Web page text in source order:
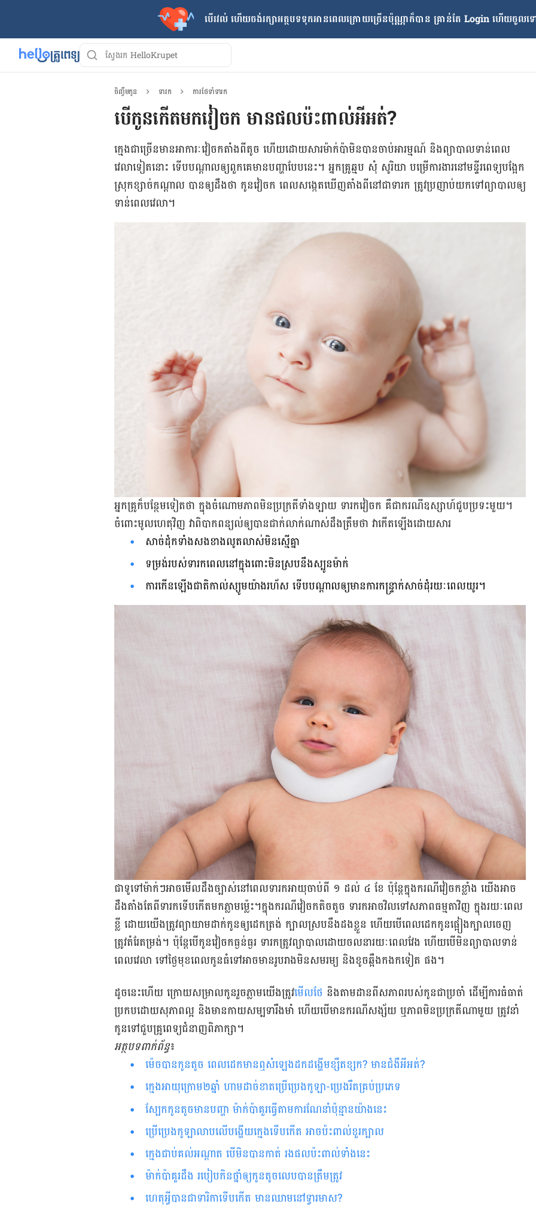
បើរវល់ ហើយចង់​រក្សាអត្ថបទទុកអានពេលក្រោយ​ច្រើនប៉ុណ្ណាក៏បាន គ្រាន់តែ​ Login ហើយចូលទ
ចិញ្ចឹមកូន ទារក ការថែទាំទារក
បើកូនកើតមកវៀចក មានផលប៉ះពាល់អីអត់?
ក្មេង​ជាច្រើន​មាន​អាការៈ​វៀច​ក​តាំងពី​តូច ហើយ​ដោយសារ​ម៉ាក់ប៉ា​មិន​បាន​ចាប់អារម្មណ៍ និង​ព្យាបាល​ទាន់​ពេល​
វេលាទៀតនោះ ទើប​បណ្ដាល​ឲ្យ​ពួកគេ​មាន​បញ្ហា​បែបនេះ។ អ្នក​គ្រូ​ឆ្មប សុំ សូរិយា បម្រើ​ការងារ​​នៅ​​មន្ទីរពេទ្យ​បង្អែក
ស្រុក​ខ្សាច់​កណ្ដាល បាន​ឲ្យ​ដឹង​ថា កូន​វៀច​ក ពេល​សង្កេត​ឃើញ​តាំងពី​នៅ​ជា​ទារក ត្រូវ​ប្រញាប់​យក​ទៅ​ព្យាបាល​ឲ្យ​
ទាន់​ពេលវេលា។
អ្នក​គ្រូ​ក៏​បន្ថែម​ទៀត​ថា ក្នុង​ចំណោម​ភាព​មិន​ប្រក្រតី​ទាំង​ឡាយ ​ទារក​វៀច​ក គឺ​ជា​ករណី​ឧស្សាហ៍​ជួប​ប្រទះ​មួយ។
ចំពោះ​មូលហេតុ​វិញ វា​ពិបាក​ពន្យល់​ឲ្យ​បាន​ជាក់លាក់​ណាស់​ដឹង​ត្រឹម​ថា វា​កើត​ឡើង​ដោយសារ
សាច់​ដុំ​ក​ទាំង​សងខាង​​លូតលាស់​មិន​ស្មើគ្នា
ទម្រង់​របស់​ទារក​ពេល​នៅ​ក្នុង​ពោះ​មិន​ស្រប​នឹង​ស្បូន​ម៉ាក់
ការ​កើន​ឡើង​ជាតិ​កាល់ស្យូម​យ៉ាង​រហ័ស ទើប​បណ្ដាល​ឲ្យ​មាន​ការ​កន្ទ្រាក់​សាច់ដុំ​រយៈ​ពេល​យូរ។
ជា​ទូទៅ​ម៉ាក់​ៗ​អាច​មើល​ដឹង​ច្បាស់​នៅ​ពេល​ទារក​អាយុ​ចាប់ពី ១ ដល់ ៤ ខែ ប៉ុន្តែ​ក្នុង​ករណី​វៀច​ក​ខ្លាំង យើង​អាច​
ដឹង​តាំងតែ​ពី​ទារក​ទើប​កើត​មក​ភ្លាម​ម្ល៉េះ។ក្នុង​ករណី​វៀច​ក​តិច​តួច ទារក​អាច​វិល​ទៅ​សភាព​ធម្មតា​វិញ ក្នុង​រយៈ​ពេល​
ខ្លី ដោយ​យើង​ត្រូវ​ព្យាយាម​ដាក់​កូន​ឲ្យ​ដេក​ត្រង់ ក្បាល​ស្រប​នឹង​ដង​ខ្លួន ហើយ​បើ​ពេល​ដេក​កូន​ផ្អៀង​ក្បាល​ចេញ
ត្រូវ​តំរែតម្រង់។ ប៉ុន្តែ​បើ​កូន​វៀច​ក​ធ្ងន់ធ្ងរ ទារក​ត្រូវ​ព្យាបាល​ដោយ​ចលនា​រយៈ​ពេល​វែង ហើយ​បើ​មិន​ព្យាបាល​ទាន់​
ពេលវេលា ទៅ​ថ្ងៃ​មុខ​ពេល​កូន​ធំ​ទៅ​អាច​មាន​រូបរាង​មិន​សមរម្យ និង​ខូច​ឆ្អឹង​កង​ក​ទៀត ផង។
ដូចនេះ​ហើយ ក្រោយ​សម្រាល​កូន​រួច​ភ្លាម​យើង​ត្រូវ​មើលថែ និង​តាមដាន​ពី​សភាព​របស់​កូន​ជា​ប្រចាំ ដើម្បី​ការ​ធំធាត់​
ប្រកប​ដោយ​សុភាព​ល្អ និង​មាន​កាយសម្បទា​រឹងមាំ ហើយ​បើ​មាន​ករណី​សង្ស័យ ឬ​ភាព​មិន​ប្រក្រតី​ណា​មួយ ត្រូវ​នាំ​
កូន​ទៅ​ជួប​គ្រូពេទ្យ​ជំនាញ​ពិភាក្សា។
អត្ថបទពាក់ព័ន្ធ៖
ម៉េចបានកូនតូច ពេលដេកមានឮសំឡេងដកដង្ហើមខ្សឺតខ្សក? មានជំងឺអីអត់?
ក្មេងអាយុក្រោម២ឆ្នាំ ហាមដាច់ខាតប្រើប្រេងកូឡា-ប្រេងរឹតគ្រប់ប្រភេទ
ស្បែកកូនតូចមានបញ្ហា ម៉ាក់ប៉ាគួរធ្វើតាមការណែនាំប៉ុន្មានយ៉ាងនេះ
ប្រើ​​ប្រេង​​កូឡាលាប​លើបង្ហើយក្មេង​ទើប​កើត ​អាច​ប៉ះពាល់​ខួរក្បាល​
ក្មេងជាប់គល់អណ្ដាត បើមិនបានកាត់ រងផលប៉ះពាល់ទាំងនេះ
ម៉ាក់ប៉ាគួរដឹង របៀបកិនថ្នាំឲ្យកូនតូចលេបបានត្រឹមត្រូវ
ហេតុអ្វីបានជាទារិកាទើបកើត មានឈាមនៅទ្វារមាស?